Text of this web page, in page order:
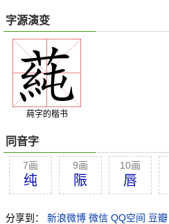
字源演变
蒓字的楷书
同音字
7画
纯
9画
陙
10画
唇
分享到： 新浪微博 微信 QQ空间 豆瓣